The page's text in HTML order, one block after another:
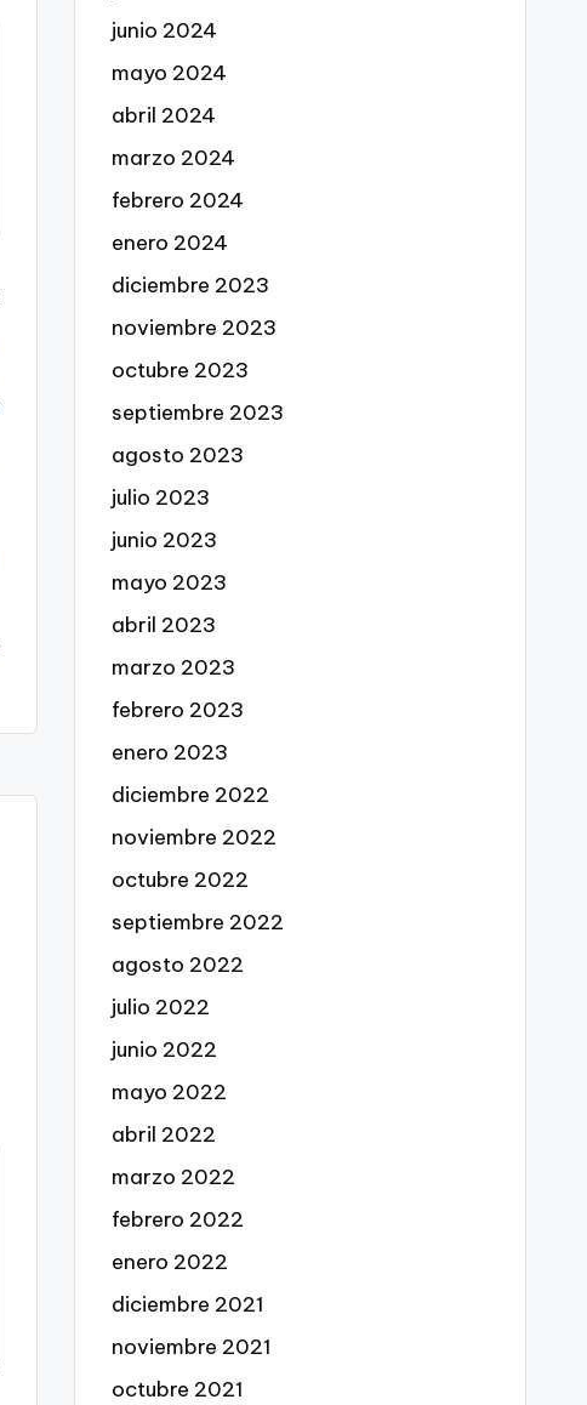
junio 2024
mayo 2024
abril 2024
marzo 2024
febrero 2024
enero 2024
diciembre 2023
noviembre 2023
octubre 2023
septiembre 2023
agosto 2023
julio 2023
junio 2023
mayo 2023
abril 2023
marzo 2023
febrero 2023
enero 2023
diciembre 2022
noviembre 2022
octubre 2022
septiembre 2022
agosto 2022
julio 2022
junio 2022
mayo 2022
abril 2022
marzo 2022
febrero 2022
enero 2022
diciembre 2021
noviembre 2021
octubre 2021